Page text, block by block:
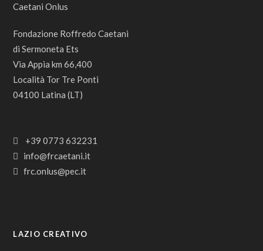
Fondazione Roffredo Caetani
di Sermoneta Ets
Via Appia km 66,400
Località Tor Tre Ponti
04100 Latina (LT)
+39 0773 632231
info@frcaetani.it
frc.onlus@pec.it
LAZIO CREATIVO